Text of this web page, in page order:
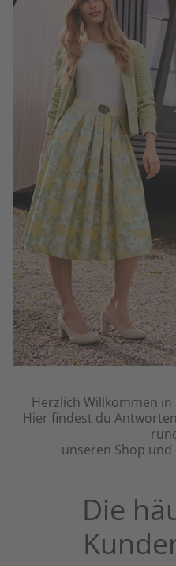
Herzlich Willkommen
Hier findest du
unseren Shop
Die